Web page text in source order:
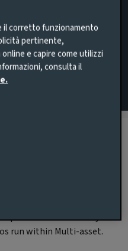
Multi-asset &
and day to
run within Multi-asset.
il corretto funzionamento
pertinente,
e capire come utilizzi
consulta il